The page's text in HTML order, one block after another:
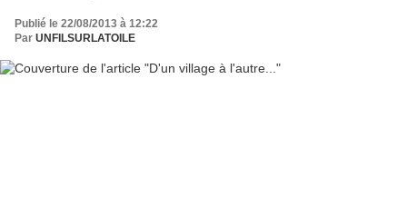
Publié le 22/08/2013 à 12:22
Par UNFILSURLATOILE